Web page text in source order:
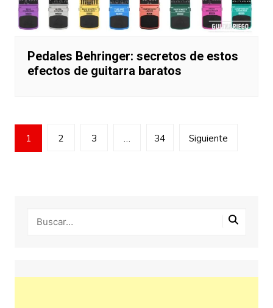
Pedales Behringer: secretos de estos
efectos de guitarra baratos
Paginación
de
1 2 3 34 Siguiente